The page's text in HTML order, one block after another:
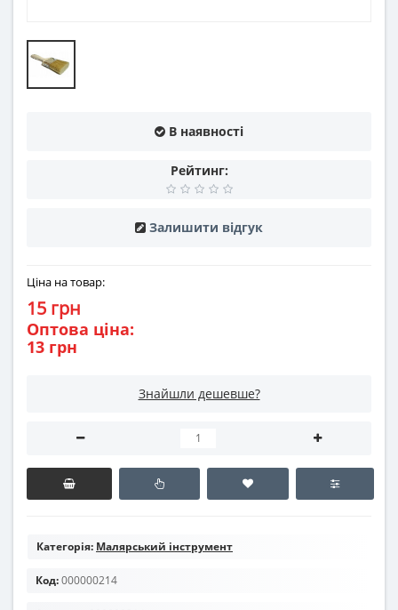
В наявності
Рейтинг:
Залишити відгук
Ціна на товар:
15 грн
Оптова ціна:
13 грн
Знайшли дешевше?
Категорія: Малярський інструмент
Код:000000214